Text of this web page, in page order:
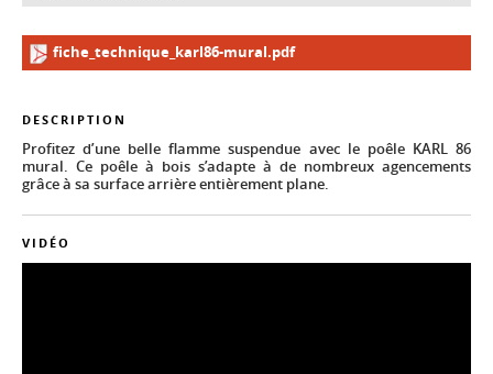
DESCRIPTION
Profitez d’une belle flamme suspendue avec le poêle KARL 86
mural. Ce poêle à bois s’adapte à de nombreux agencements
grâce à sa surface arrière entièrement plane.
VIDÉO
fiche_technique_karl86-mural.pdf